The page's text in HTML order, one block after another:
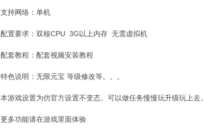
支持网络：单机
配置要求：双核CPU 3G以上内存 无需虚拟机
配套教程：配套视频安装教程
特色说明：无限元宝 等级修改等。。。
本游戏设置为仿官方设置不变态。可以做任务慢慢玩升级玩上去。
更多功能请在游戏里面体验